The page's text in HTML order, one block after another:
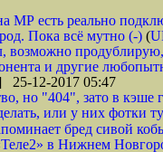
МР есть реально
Пока всё мутно (-) (
возможно
и другие
12-2017 05:47
но "404", зато в
или у них фотки
бред сивой
в Нижнем